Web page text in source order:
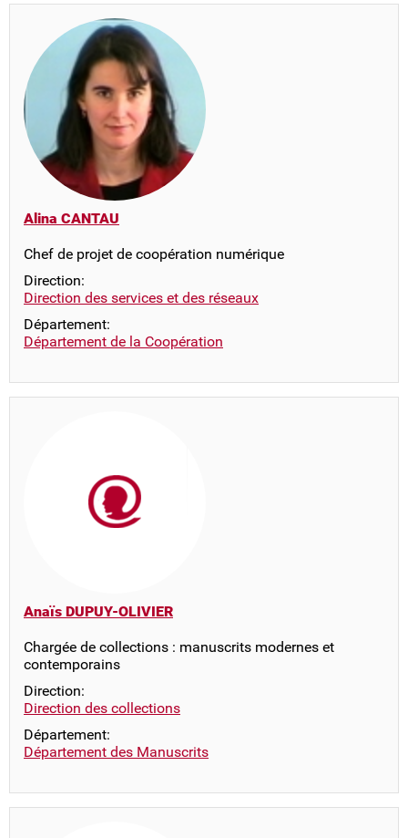
Alina CANTAU
Chef de projet de coopération numérique
Direction:
Direction des services et des réseaux
Département:
Département de la Coopération
Anaïs DUPUY-OLIVIER
Chargée de collections : manuscrits modernes et
contemporains
Direction:
Direction des collections
Département:
Département des Manuscrits